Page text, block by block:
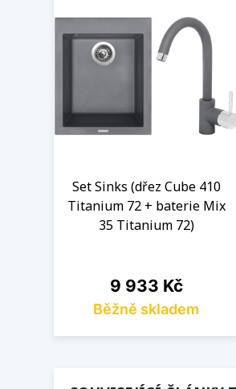
Set Sinks (dřez Cube 410
Titanium 72 + baterie Mix
35 Titanium 72)
Cena
9 933 Kč
Běžně skladem